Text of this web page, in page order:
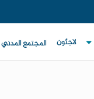
لاجئون المجتمع المدني